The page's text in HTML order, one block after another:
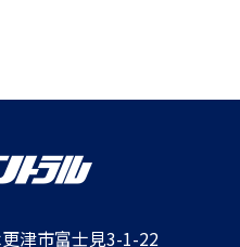
津市富士見3-1-22